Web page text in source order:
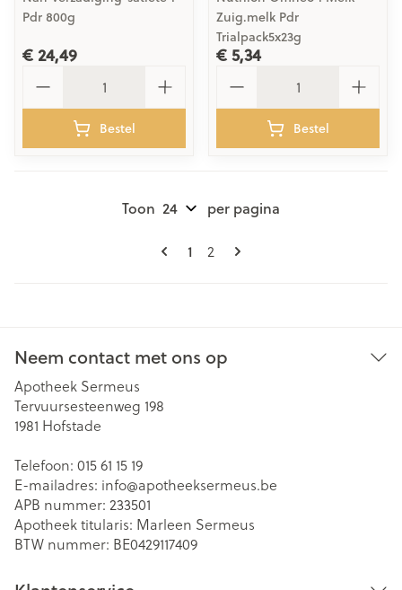
Pdr 800g
€ 24,49
Bestel
Zuig.melk Pdr
Trialpack5x23g
€ 5,34
Bestel
Pagina's
U lees momenteel pagina
1 Pagina
2
Toon per pagina
Neem contact met ons op
Apotheek Sermeus
Tervuursesteenweg 198
1981 Hofstade
Telefoon: 015 61 15 19
E-mailadres: info@apotheeksermeus.be
APB nummer: 233501
Apotheek titularis: Marleen Sermeus
BTW nummer: BE0429117409